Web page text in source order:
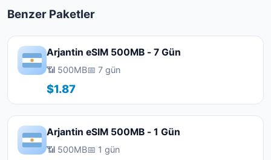
Benzer Paketler
Arjantin eSIM 500MB - 7 Gün
📶 500MB📅 7 gün
$1.87
Arjantin eSIM 500MB - 1 Gün
📶 500MB📅 1 gün